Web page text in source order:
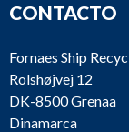
CONTACTO
Fornaes Ship
Rolshøjvej 12
DK-8500 Grenaa
Dinamarca